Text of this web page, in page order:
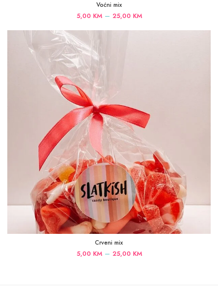
Voćni mix
5,00 KM – 25,00 KMPrice
5,00 KM
Crveni mix
5,00 KM – 25,00 KMPrice